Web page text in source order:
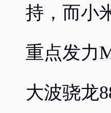
持，而小
重点发力
大波骁龙